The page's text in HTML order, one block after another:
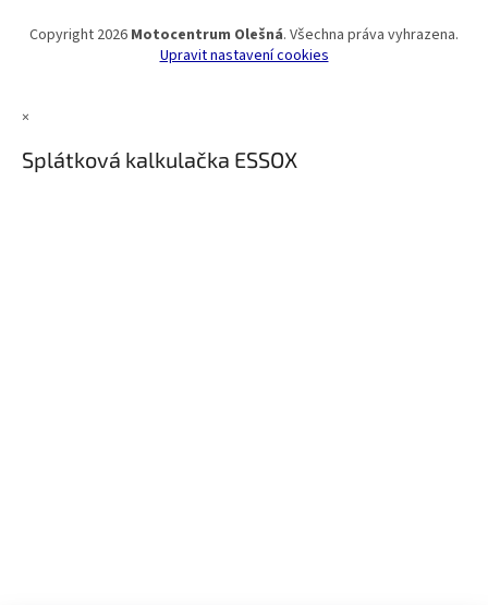
Copyright 2026 Motocentrum Olešná. Všechna práva vyhrazena.
Upravit nastavení cookies
×
Splátková kalkulačka ESSOX